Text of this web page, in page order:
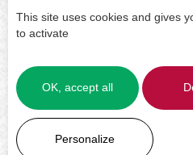
This site uses cookies and gives
to activate
OK, accept all
Personalize